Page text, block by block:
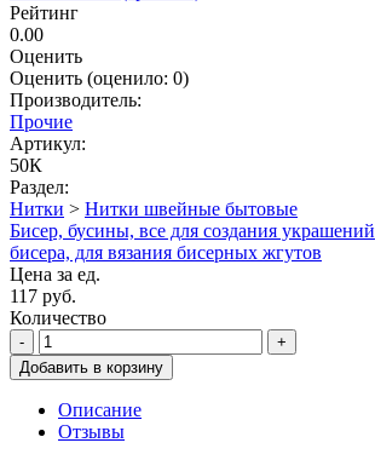
Рейтинг
0.00
Оценить
Оценить (оценило: 0)
Производитель:
Прочие
Артикул:
50К
Раздел:
Нитки > Нитки швейные бытовые
Бисер, бусины, все для создания украшений
бисера, для вязания бисерных жгутов
Цена за ед.
117 руб.
Количество
-
+
Добавить в корзину
Описание
Отзывы